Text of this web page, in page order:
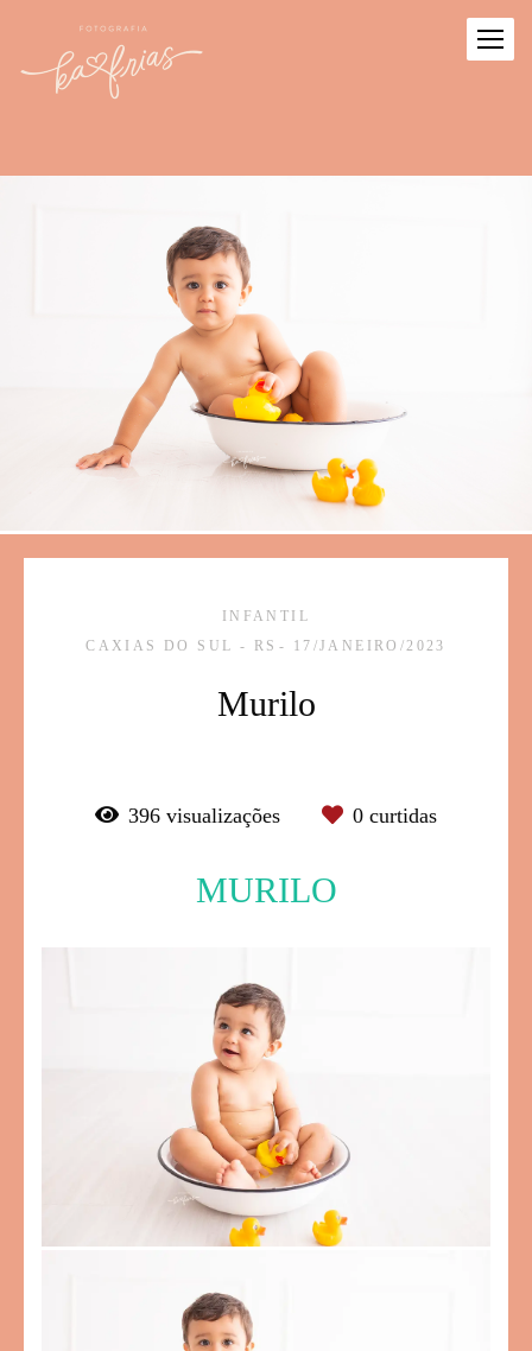
INFANTIL
CAXIAS DO SUL - RS
17/JANEIRO/2023
Murilo
396 visualizações 0 curtidas
MURILO